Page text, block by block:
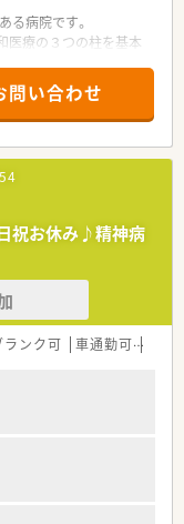
る病院です。
医療の３つの柱を基本
療に貢献しておりま
報の提供、病棟業務
ます。
スキルアップの機会が
両立したい方
問い合わせ
祝お休み♪精神病
ランク可 車通勤可